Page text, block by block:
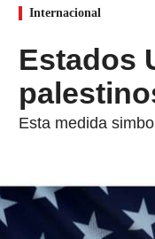
Internacional
Estados
Esta medida